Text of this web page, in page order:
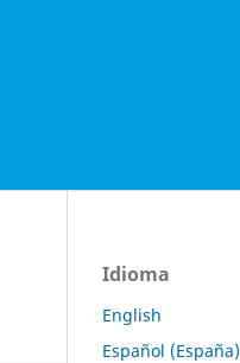
Idioma
English
Español (España)